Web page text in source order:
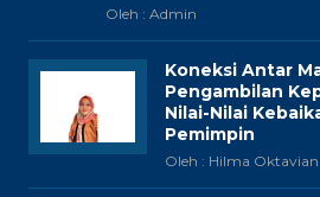
Oleh : Admin
Koneksi Antar
Pengambilan
Nilai-Nilai
Pemimpin
Oleh : Hilma